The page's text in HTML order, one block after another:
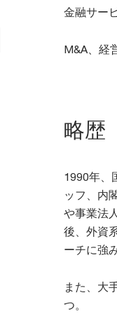
金融サー
M&A、経
略歴
1990年、
ッフ、内
や事業法
後、外資
ーチに強
また、大
つ。